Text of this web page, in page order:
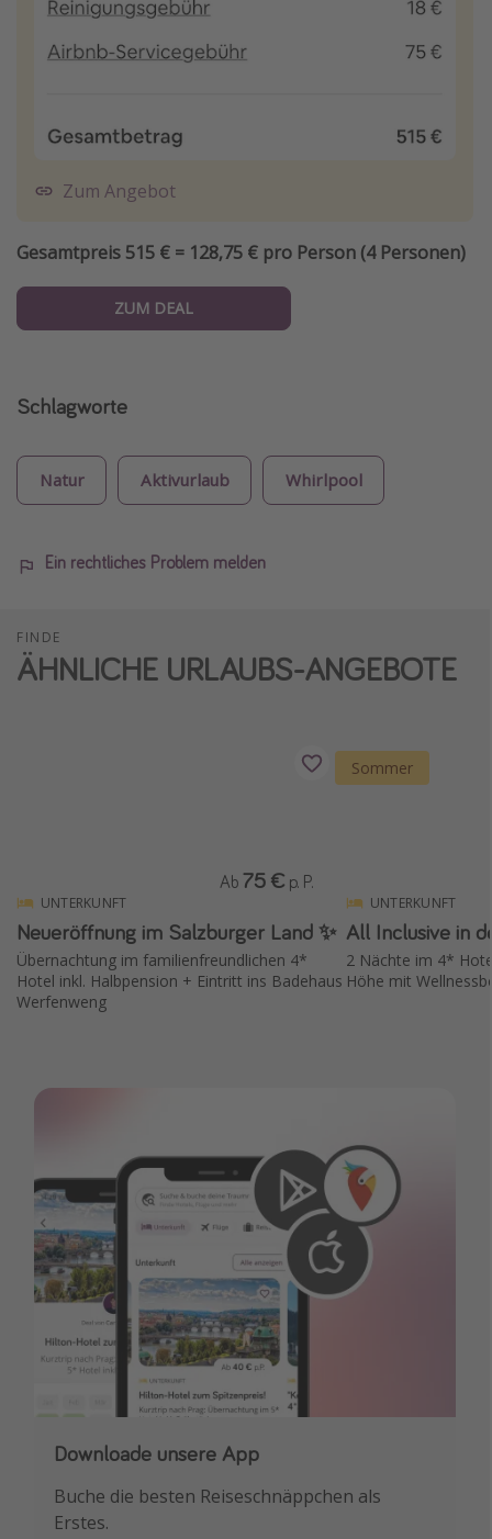
Zum Angebot
Gesamtpreis 515 € = 128,75 € pro Person (4 Personen)
ZUM DEAL
Schlagworte
Natur Aktivurlaub Whirlpool
Ein rechtliches Problem melden
FINDE
ÄHNLICHE URLAUBS-ANGEBOTE
UNTERKUNFT
Neueröffnung im Salzburger Land ✨
Übernachtung im familienfreundlichen 4*
Hotel inkl. Halbpension + Eintritt ins Badehaus
Werfenweng
Ab 75 € p. P.
Sommer
UNTERKUNFT
All Inclusive in
2 Nächte im 4*
Höhe mit
Downloade unsere App
Buche die besten Reiseschnäppchen als
Erstes.